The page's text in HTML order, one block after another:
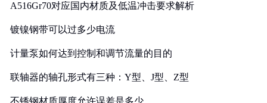
A516Gr70对应国内材质及低温冲击要求解析
镀镍钢带可以过多少电流
计量泵如何达到控制和调节流量的目的
联轴器的轴孔形式有三种：Y型、J型、Z型
不锈钢材质厚度允许误差是多少